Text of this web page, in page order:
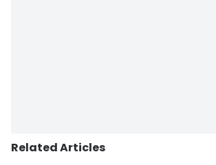
Related Articles